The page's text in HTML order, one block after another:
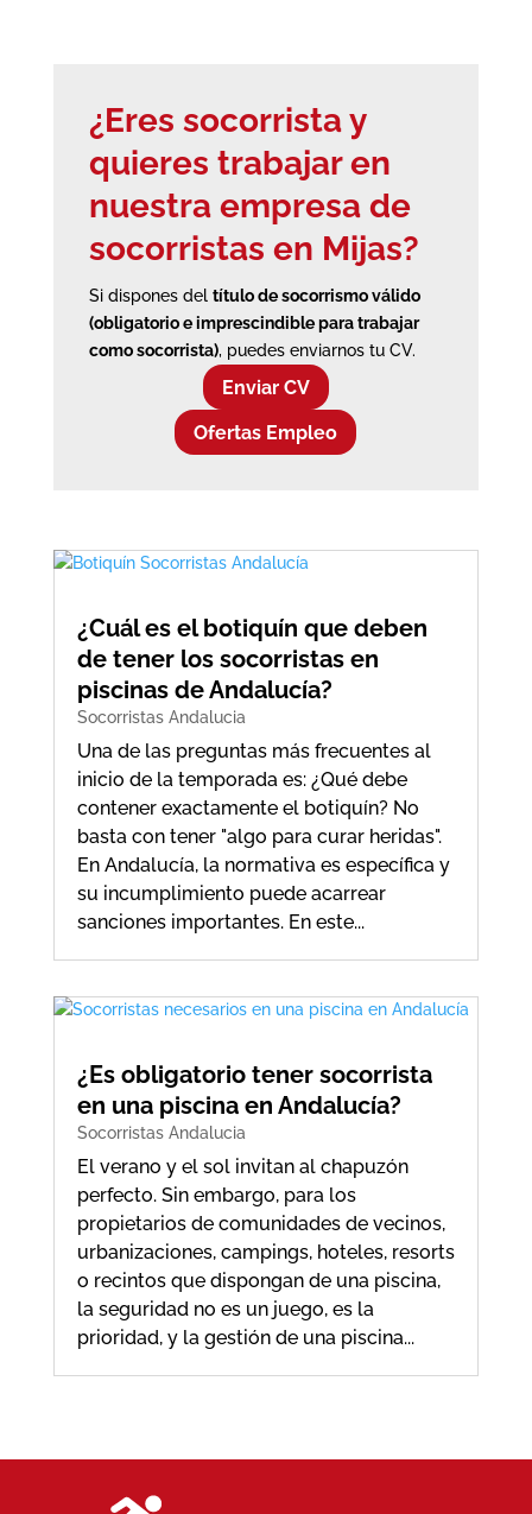
¿Eres socorrista y
quieres trabajar en
nuestra empresa de
socorristas en Mijas?
Si dispones del título de socorrismo válido
(obligatorio e imprescindible para trabajar
como socorrista), puedes enviarnos tu CV.
Enviar CV
Ofertas Empleo
¿Cuál es el botiquín que deben
de tener los socorristas en
piscinas de Andalucía?
Socorristas Andalucia
Una de las preguntas más frecuentes al
inicio de la temporada es: ¿Qué debe
contener exactamente el botiquín? No
basta con tener "algo para curar heridas".
En Andalucía, la normativa es específica y
su incumplimiento puede acarrear
sanciones importantes. En este...
¿Es obligatorio tener socorrista
en una piscina en Andalucía?
Socorristas Andalucia
El verano y el sol invitan al chapuzón
perfecto. Sin embargo, para los
propietarios de comunidades de vecinos,
urbanizaciones, campings, hoteles, resorts
o recintos que dispongan de una piscina,
la seguridad no es un juego, es la
prioridad, y la gestión de una piscina...